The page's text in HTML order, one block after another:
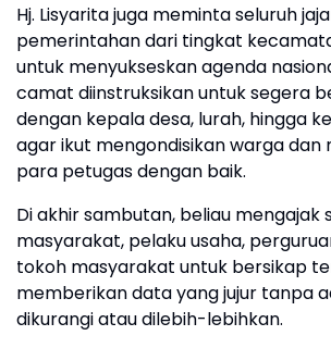
​Hj. Lisyarita juga meminta seluruh
pemerintahan dari tingkat
untuk menyukseskan agenda
camat diinstruksikan untuk segera
dengan kepala desa, lurah, hingga
agar ikut mengondisikan warga dan
para petugas dengan baik.
​Di akhir sambutan, beliau mengajak
masyarakat, pelaku usaha,
tokoh masyarakat untuk bersikap
memberikan data yang jujur tanpa
dikurangi atau dilebih-lebihkan.